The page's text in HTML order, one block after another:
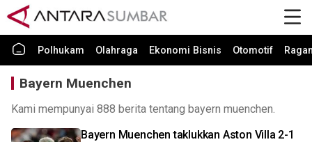
Polhukam Olahraga Ekonomi Bisnis Otomotif
Bayern Muenchen
Kami mempunyai 888 berita tentang bayern muenchen.
Bayern Muenchen taklukkan Aston Villa 2-1